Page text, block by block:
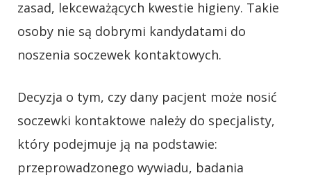
zasad, lekceważących kwestie higieny. Takie
osoby nie są dobrymi kandydatami do
noszenia soczewek kontaktowych.
Decyzja o tym, czy dany pacjent może nosić
soczewki kontaktowe należy do specjalisty,
który podejmuje ją na podstawie:
przeprowadzonego wywiadu, badania